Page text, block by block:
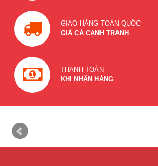
GIAO HÀNG TOÀN QUỐC
GIÁ CẢ CẠNH TRANH
THANH TOÁN
KHI NHẬN HÀNG